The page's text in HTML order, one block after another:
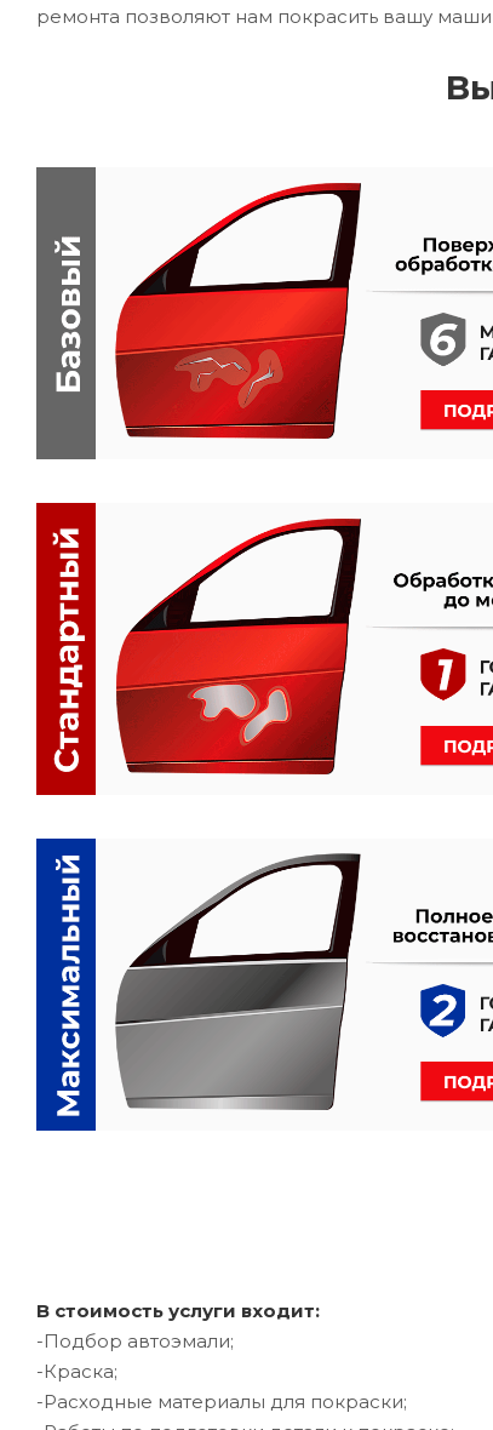
ремонта позволяют нам покрасить вашу
В стоимость услуги входит:
-Подбор автоэмали;
-Краска;
-Расходные материалы для покраски;